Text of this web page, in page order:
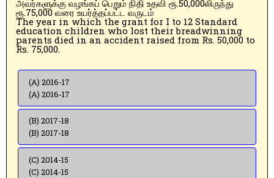
அவர்களுக்கு வழங்கப் பெறும் நிதி உதவி ரூ.50,000லிருந்து
ரூ.75,000 வரை உயர்த்தப்பட்ட வருடம்
The year in which the grant for I to 12 Standard
education children who lost their breadwinning
parents died in an accident raised from Rs. 50,000 to
Rs. 75,000.
(A) 2016-17
(A) 2016-17
(B) 2017-18
(B) 2017-18
(C) 2014-15
(C) 2014-15